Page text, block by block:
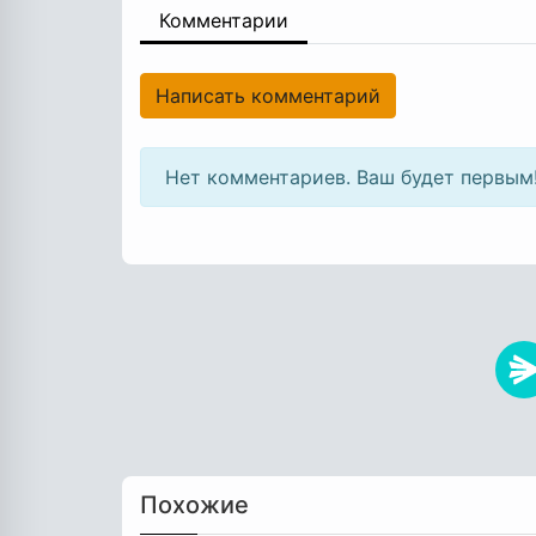
Комментарии
Написать комментарий
Нет комментариев. Ваш будет
Похожие